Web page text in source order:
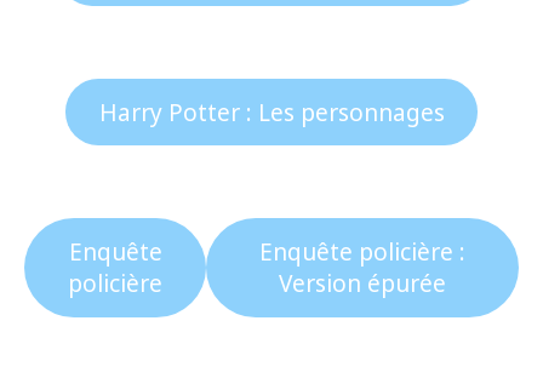
Harry Potter : Les personnages
Enquête
policière
Enquête policière :
Version épurée